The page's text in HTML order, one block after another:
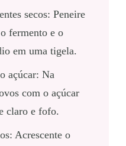
secos: Peneire
fermento e o
em uma tigela.
açúcar: Na
com o açúcar
claro e fofo.
Acrescente o